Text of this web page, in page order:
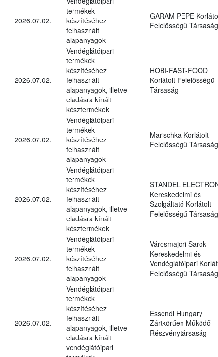
2026.07.02.
termékek
készítéséhez
felhasznált
alapanyagok
GARAM PEPE
Felelősségű Társaság
2026.07.02.
Vendéglátóipari
termékek
készítéséhez
felhasznált
alapanyagok, illetve
eladásra kínált
késztermékek
HOBI-FAST-FOOD
Korlátolt Felelősségű
Társaság
2026.07.02.
Vendéglátóipari
termékek
készítéséhez
felhasznált
alapanyagok
Marischka Korlátolt
Felelősségű Társaság
2026.07.02.
Vendéglátóipari
termékek
készítéséhez
felhasznált
alapanyagok, illetve
eladásra kínált
késztermékek
STANDEL
Kereskedelmi és
Szolgáltató Korlátolt
Felelősségű Társaság
2026.07.02.
Vendéglátóipari
termékek
készítéséhez
felhasznált
alapanyagok
Városmajori Sarok
Kereskedelmi és
Vendéglátóipari
Felelősségű Társaság
2026.07.02.
Vendéglátóipari
termékek
készítéséhez
felhasznált
alapanyagok, illetve
eladásra kínált
vendéglátóipari
Essendi Hungary
Zártkörűen Működő
Részvénytársaság